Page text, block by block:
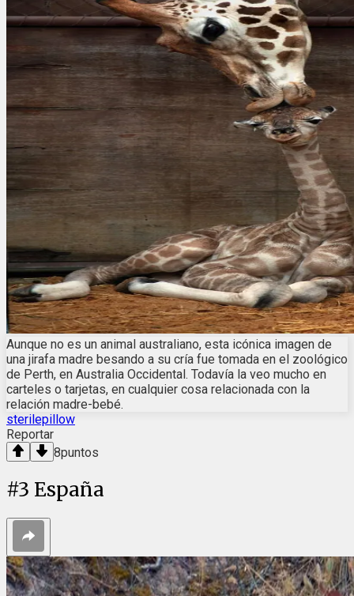
Aunque no es un animal australiano, esta icónica imagen de
una jirafa madre besando a su cría fue tomada en el zoológico
de Perth, en Australia Occidental. Todavía la veo mucho en
carteles o tarjetas, en cualquier cosa relacionada con la
relación madre-bebé.
sterilepillow
Reportar
8puntos
#3 España